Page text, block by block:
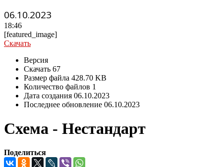
06.10.2023
18:46
[featured_image]
Скачать
Версия
Скачать 67
Размер файла 428.70 KB
Количество файлов 1
Дата создания 06.10.2023
Последнее обновление 06.10.2023
Схема - Нестандарт
Поделиться